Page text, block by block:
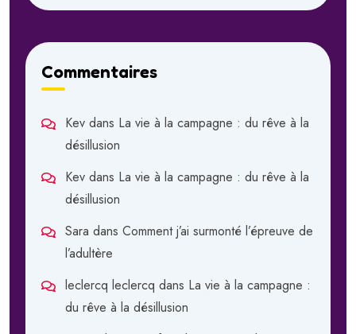
Commentaires
Kev dans La vie à la campagne : du rêve à la
désillusion
Kev dans La vie à la campagne : du rêve à la
désillusion
Sara dans Comment j’ai surmonté l’épreuve de
l’adultère
leclercq leclercq dans La vie à la campagne :
du rêve à la désillusion